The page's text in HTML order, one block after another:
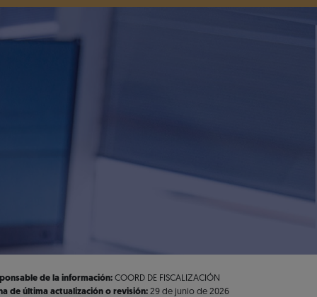
de la información: COORD DE FISCALIZACIÓN
de última actualización o revisión: 29 de junio de 2026